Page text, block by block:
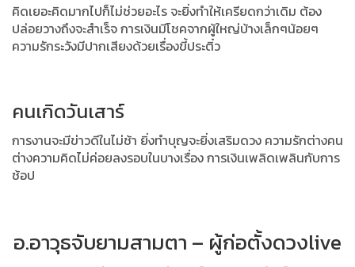
คิดเยอะคิดมากไปก็ไม่ช่วยอะไร จะยิ่งทำให้เครียดกว่าเดิม ต้อง
ปล่อยวางถึงจะสำเร็จ การเงินมีโชคจากผู้ใหญ่บ้างเล็กๆน้อยๆ
ความรักระวังมีปากเสียงด้วยเรื่องขี้ประติ๋ว
คนเกิดวันเสาร์
การงานจะมีข่าวดีในไม่ช้า ยิ่งทำบุญจะยิ่งเสริมดวง ความรักต่างคน
ต่างความคิดไม่ค่อยลงรอบในบางเรื่อง การเงินเพลิดเพลินกับการ
ช้อป
อ.อาวุธจับยามสามตา – ผู้ก่อตั้งดวงlive